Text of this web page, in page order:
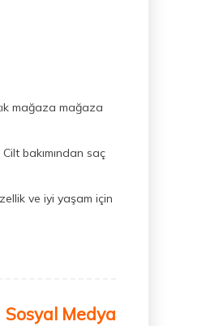
mağaza mağaza
bakımından saç
ve iyi yaşam için
Sosyal Medya